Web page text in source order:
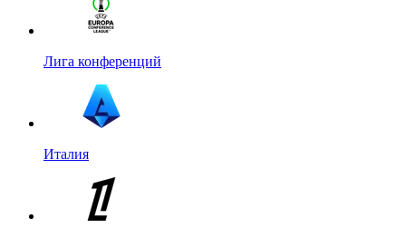
Лига конференций
Италия